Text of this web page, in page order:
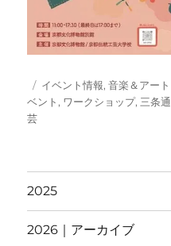
投
稿
日:
カ
テ
イベント情報,音楽＆アート
ベント , ワークショップ, 三条通
芸
2025
2026｜アーカイブ